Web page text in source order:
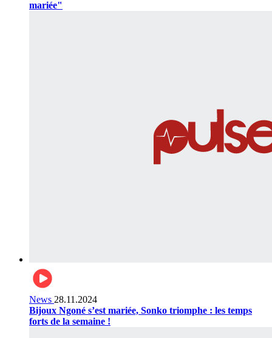
mariée"
News 28.11.2024
Bijoux Ngoné s’est mariée, Sonko triomphe : les temps
forts de la semaine !